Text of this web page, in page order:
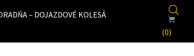
– DOJAZDOVÉ KOLESÁ
(0)